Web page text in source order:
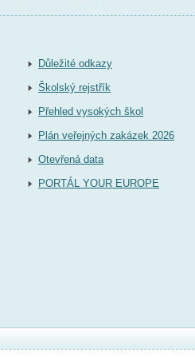
Důležité odkazy
Školský rejstřík
Přehled vysokých škol
Plán veřejných zakázek 2026
Otevřená data
PORTÁL YOUR EUROPE